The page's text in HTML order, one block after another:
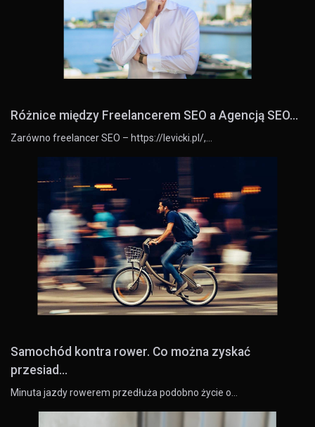
Różnice między Freelancerem SEO a Agencją SEO...
Zarówno freelancer SEO – https://levicki.pl/,…
Samochód kontra rower. Co można zyskać
przesiad...
Minuta jazdy rowerem przedłuża podobno życie o…